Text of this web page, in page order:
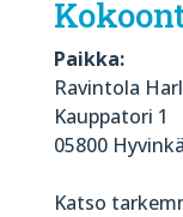
Paikka:
Ravintola
Kauppatori 1
05800
Katso